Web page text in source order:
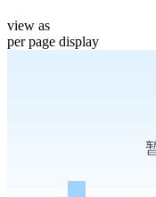
view as
per page display